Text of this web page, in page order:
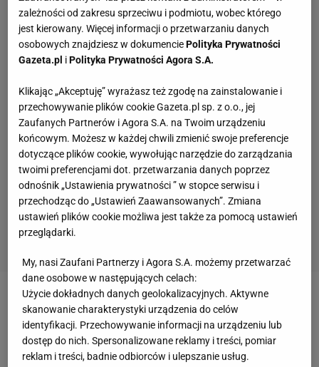
Zmiana dyscypliny nie zdarza się często
- Po upadku na skoczni chciałem zostać
zawodowym kolarzem. Skoki i kolarstwo to dwie
zależności od zakresu sprzeciwu i podmiotu, wobec którego
jest kierowany. Więcej informacji o przetwarzaniu danych
osobowych znajdziesz w dokumenciePolityka Prywatności
Gazeta.pl iPolityka Prywatności Agora S.A.
Klikając „Akceptuję” wyrażasz też zgodę na zainstalowanie i
przechowywanie plików cookie Gazeta.pl sp. z o.o., jej
Zaufanych Partnerów i Agora S.A. na Twoim urządzeniu
końcowym. Możesz w każdej chwili zmienić swoje preferencje
dotyczące plików cookie, wywołując narzędzie do zarządzania
twoimi preferencjami dot. przetwarzania danych poprzez
odnośnik „Ustawienia prywatności ” w stopce serwisu i
przechodząc do „Ustawień Zaawansowanych”. Zmiana
ustawień plików cookie możliwa jest także za pomocą ustawień
przeglądarki.
My, nasi Zaufani Partnerzy i Agora S.A. możemy przetwarzać
dane osobowe w następujących celach:
Użycie dokładnych danych geolokalizacyjnych. Aktywne
skanowanie charakterystyki urządzenia do celów
identyfikacji. Przechowywanie informacji na urządzeniu lub
dostęp do nich. Spersonalizowane reklamy i treści, pomiar
reklam i treści, badnie odbiorców i ulepszanie usług.